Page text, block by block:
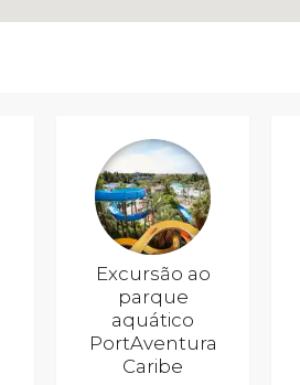
Excursão ao
parque
aquático
PortAventura
Caribe